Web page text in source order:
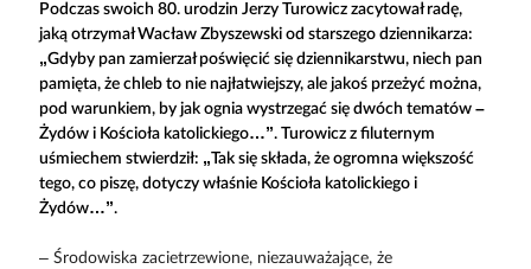
Podczas swoich 80. urodzin Jerzy Turowicz zacytował radę,
jaką otrzymał Wacław Zbyszewski od starszego dziennikarza:
„Gdyby pan zamierzał poświęcić się dziennikarstwu, niech pan
pamięta, że chleb to nie najłatwiejszy, ale jakoś przeżyć można,
pod warunkiem, by jak ognia wystrzegać się dwóch tematów –
Żydów i Kościoła katolickiego…”. Turowicz z filuternym
uśmiechem stwierdził: „Tak się składa, że ogromna większość
tego, co piszę, dotyczy właśnie Kościoła katolickiego i
Żydów…”.
– Środowiska zacietrzewione, niezauważające, że